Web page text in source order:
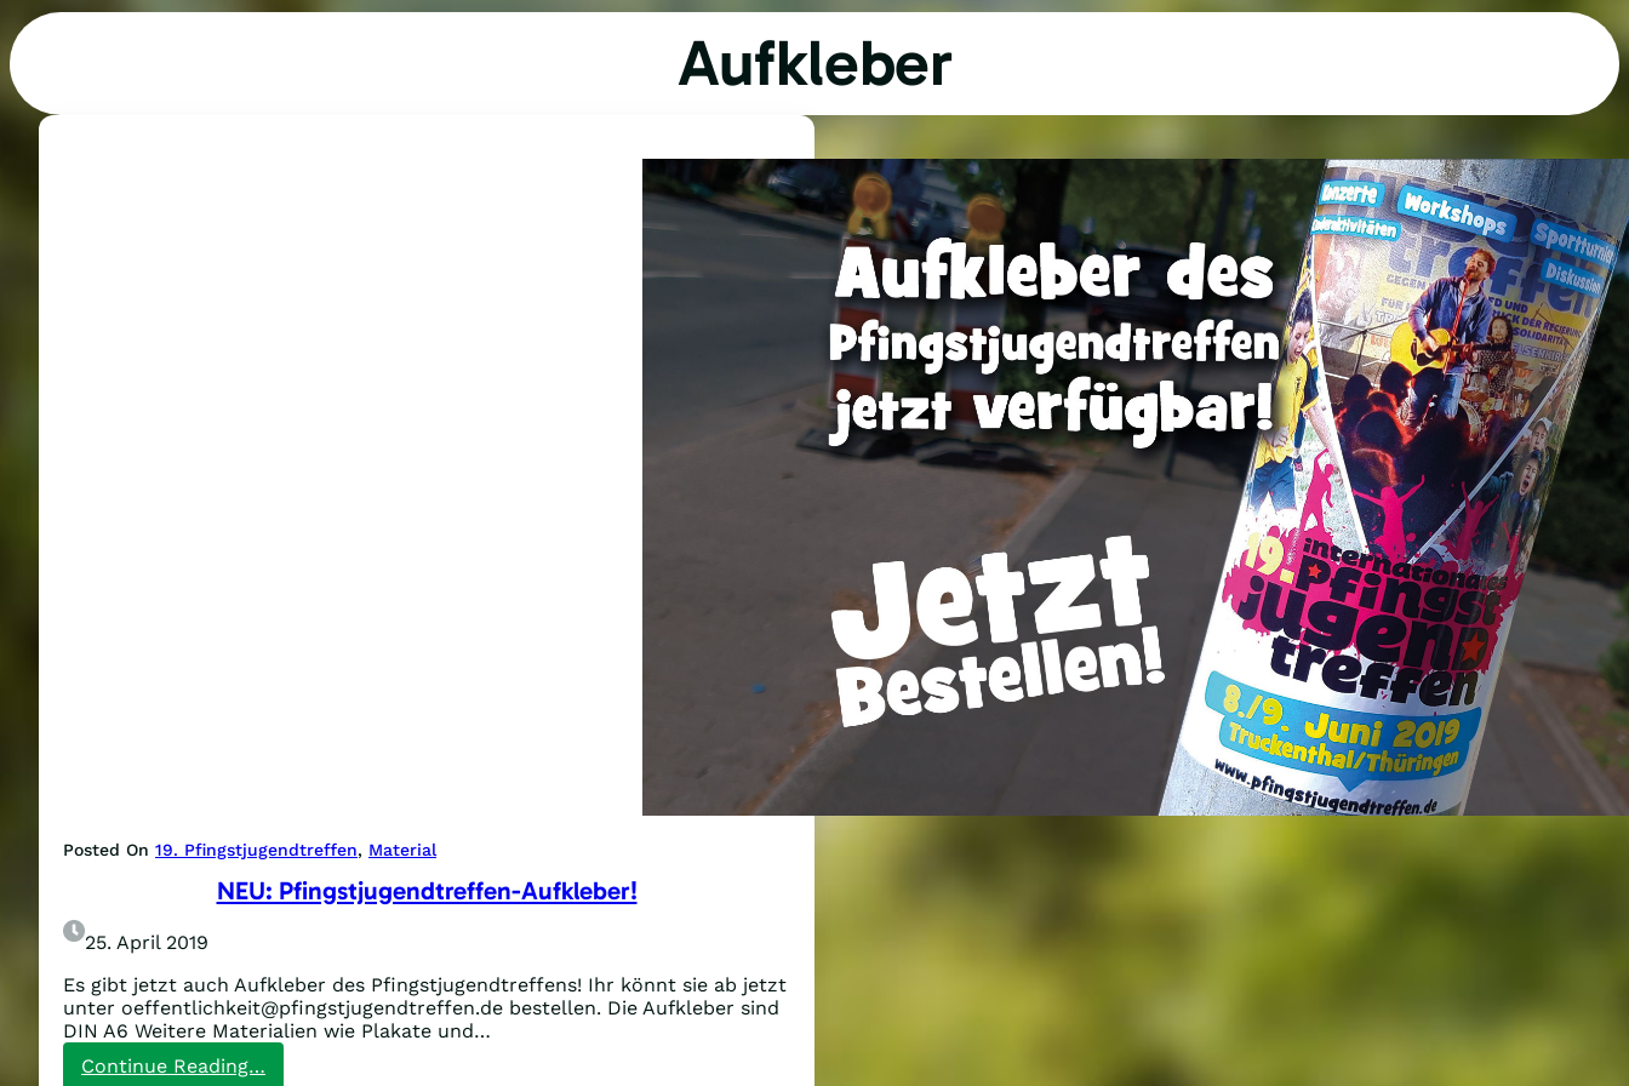
Aufkleber
Posted On 19. Pfingstjugendtreffen, Material
NEU: Pfingstjugendtreffen-Aufkleber!
25. April 2019
Es gibt jetzt auch Aufkleber des Pfingstjugendtreffens! Ihr könnt sie ab jetzt
unter oeffentlichkeit@pfingstjugendtreffen.de bestellen. Die Aufkleber sind
DIN A6 Weitere Materialien wie Plakate und…
Continue Reading…